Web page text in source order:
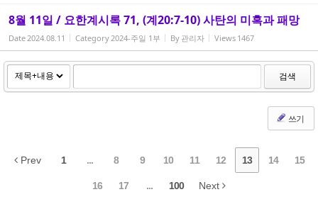
8월 11일 / 요한계시록 71, (계20:7-10) 사탄의 미혹과 패망
Date2024.08.11 Category2024-주일 1부 By 관리자 Views 1467
검색
쓰기
Prev 1 ... 8 9 10 11 12 13 14 15
16 17 ... 100 Next